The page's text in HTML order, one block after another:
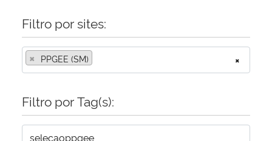
Ministério da Mulher, da Família e dos Direitos Humanos
Secretaria-Geral
Filtro por sites:
×
× PPGEE (SM)
Filtro por Tag(s):